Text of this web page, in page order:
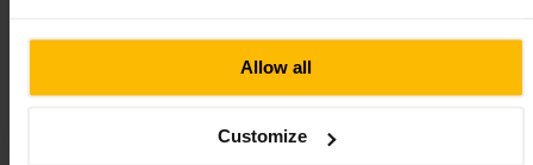
Allow all
Customize
sorgfältig erhaltenen Räumen.”